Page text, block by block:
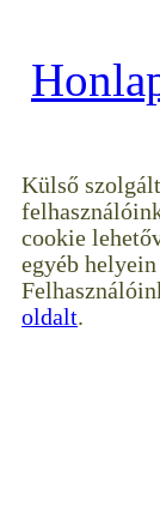
Külső
cookie
egyéb
oldalt.